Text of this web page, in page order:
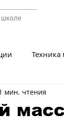
Техника
мин. чтения